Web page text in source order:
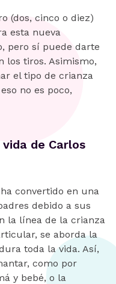
(dos, cinco o diez)
esta nueva
pero sí puede darte
los tiros. Asimismo,
el tipo de crianza
no es poco,
de Carlos
convertido en una
debido a sus
la línea de la crianza
se aborda la
toda la vida. Así,
como por
y bebé, o la